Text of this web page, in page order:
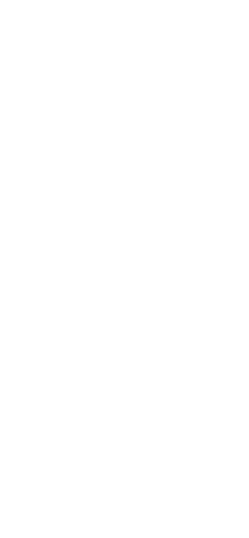
à 17:48
du Rhône
:
erreur